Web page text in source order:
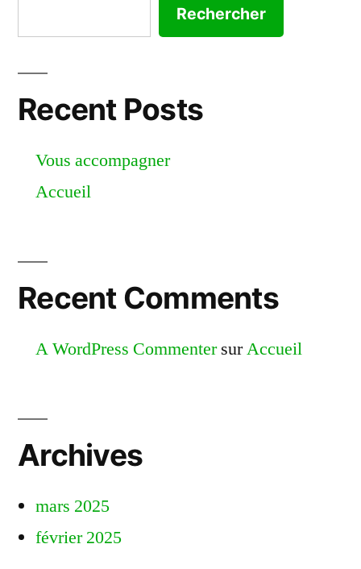
Rechercher
Recent Posts
Vous accompagner
Accueil
Recent Comments
A WordPress CommentersurAccueil
Archives
mars 2025
février 2025